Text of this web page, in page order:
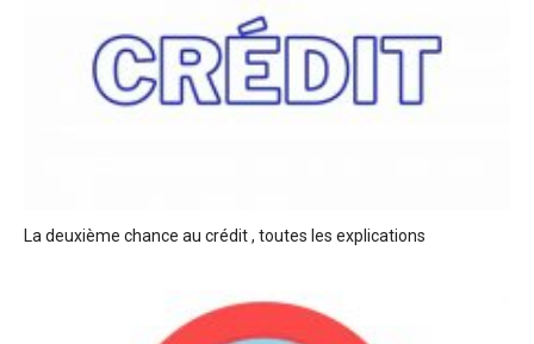
La deuxième chance au crédit , toutes les explications